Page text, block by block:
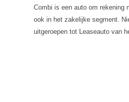
Combi is een auto om rekening
ook in het zakelijke segment.
uitgeroepen tot Leaseauto van